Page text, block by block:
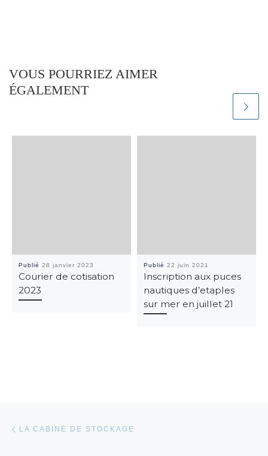
VOUS POURRIEZ AIMER
ÉGALEMENT
Publié28 janvier 2023
Courier de cotisation
2023
Publié22 juin 2021
Inscription aux puces
nautiques d’etaples
sur mer en juillet 21
LA CABINE DE STOCKAGE